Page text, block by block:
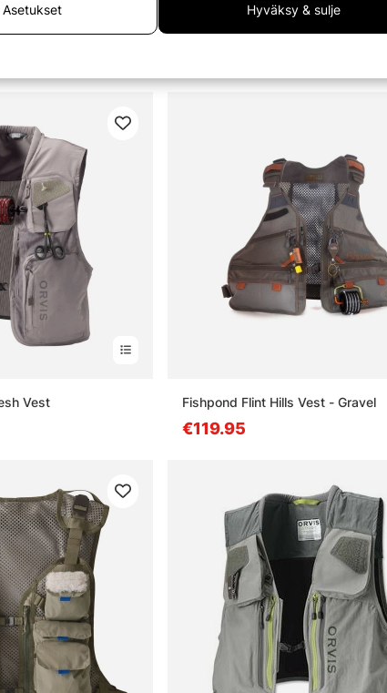
Vest River Rock
Guideline Experience DW Vest
Vest Fishpond Flint Hills Vest - Gravel
€119.95
Asetukset Hyväksy & sulje